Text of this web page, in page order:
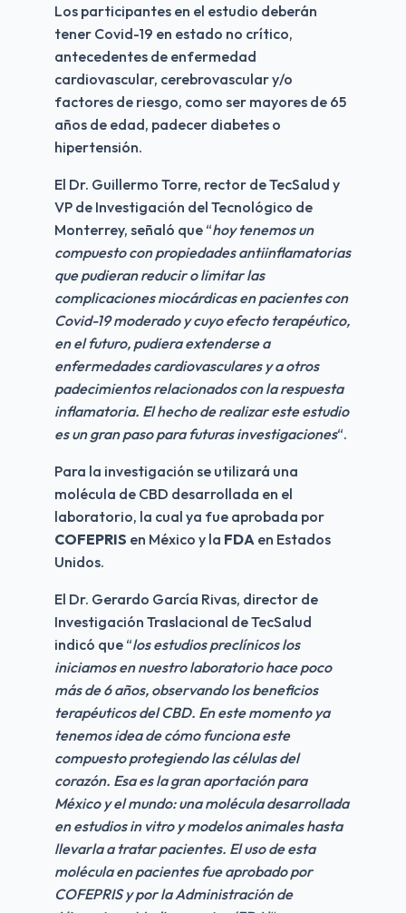
Los participantes en el estudio deberán
tener Covid-19 en estado no crítico,
antecedentes de enfermedad
cardiovascular, cerebrovascular y/o
factores de riesgo, como ser mayores de 65
años de edad, padecer diabetes o
hipertensión.
El Dr. Guillermo Torre, rector de TecSalud y
VP de Investigación del Tecnológico de
Monterrey, señaló que “hoy tenemos un
compuesto con propiedades antiinflamatorias
que pudieran reducir o limitar las
complicaciones miocárdicas en pacientes con
Covid-19 moderado y cuyo efecto terapéutico,
en el futuro, pudiera extenderse a
enfermedades cardiovasculares y a otros
padecimientos relacionados con la respuesta
inflamatoria. El hecho de realizar este estudio
es un gran paso para futuras investigaciones“.
Para la investigación se utilizará una
molécula de CBD desarrollada en el
COFEPRIS en México y la FDA en Estados
Unidos.
El Dr. Gerardo García Rivas, director de
Investigación Traslacional de TecSalud
indicó que “los estudios preclínicos los
iniciamos en nuestro laboratorio hace poco
más de 6 años, observando los beneficios
terapéuticos del CBD. En este momento ya
tenemos idea de cómo funciona este
compuesto protegiendo las células del
corazón. Esa es la gran aportación para
México y el mundo: una molécula desarrollada
en estudios in vitro y modelos animales hasta
llevarla a tratar pacientes. El uso de esta
molécula en pacientes fue aprobado por
COFEPRIS y por la Administración de